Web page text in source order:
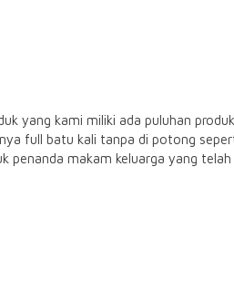
yang kami miliki ada puluhan
full batu kali tanpa di potong
makam keluarga yang